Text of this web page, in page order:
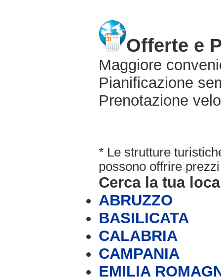
Offerte e
Maggiore
Pianificazione
Prenotazione
* Le strutture
possono offrire
Cerca la tua
ABRUZZO
BASILICATA
CALABRIA
CAMPANIA
EMILIA